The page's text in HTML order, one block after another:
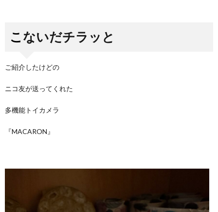
こないだチラッと
ご紹介したけどの
ニコ友が送ってくれた
多機能トイカメラ
『MACARON』